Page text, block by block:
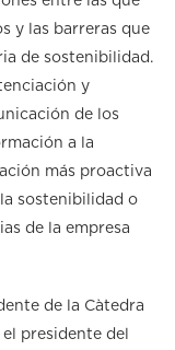
y las barreras que
de sostenibilidad.
y
de los
a la
más proactiva
sostenibilidad o
de la empresa
de la Càtedra
presidente del